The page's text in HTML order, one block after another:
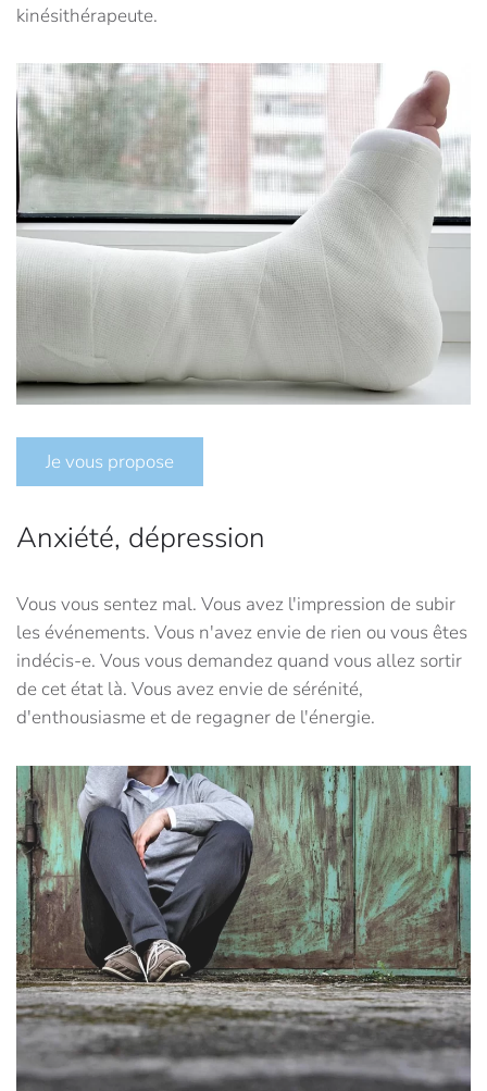
kinésithérapeute.
Je vous propose
Anxiété, dépression
Vous vous sentez mal. Vous avez l'impression de subir
les événements. Vous n'avez envie de rien ou vous êtes
indécis-e. Vous vous demandez quand vous allez sortir
de cet état là. Vous avez envie de sérénité,
d'enthousiasme et de regagner de l'énergie.